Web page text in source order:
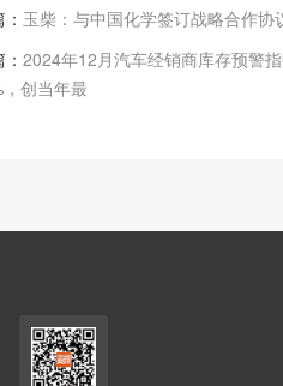
玉柴：与中国化学签订战略合作协
2024年12月汽车经销商库存预警
创当年最